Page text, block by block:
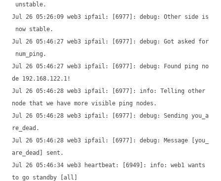
unstable.
Jul 26 05:26:09 web3 ipfail: [6977]: debug: Other side is
now stable.
Jul 26 05:46:27 web3 ipfail: [6977]: debug: Got asked for
num_ping.
Jul 26 05:46:27 web3 ipfail: [6977]: debug: Found ping no
de 192.168.122.1!
Jul 26 05:46:28 web3 ipfail: [6977]: info: Telling other
node that we have more visible ping nodes.
Jul 26 05:46:28 web3 ipfail: [6977]: debug: Sending you_a
re_dead.
Jul 26 05:46:28 web3 ipfail: [6977]: debug: Message [you_
are_dead] sent.
Jul 26 05:46:34 web3 heartbeat: [6949]: info: web1 wants
to go standby [all]